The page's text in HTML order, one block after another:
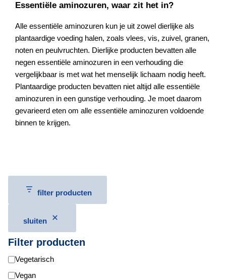
filter producten
sluiten
Filter producten
D
i
Vegetarisch
Vegan
Essentiële aminozuren, waar zit het in?
Alle essentiële aminozuren kun je uit zowel dierlijke als
plantaardige voeding halen, zoals vlees, vis, zuivel, granen,
noten en peulvruchten. Dierlijke producten bevatten alle
negen essentiële aminozuren in een verhouding die
vergelijkbaar is met wat het menselijk lichaam nodig heeft.
Plantaardige producten bevatten niet altijd alle essentiële
aminozuren in een gunstige verhouding. Je moet daarom
gevarieerd eten om alle essentiële aminozuren voldoende
binnen te krijgen.